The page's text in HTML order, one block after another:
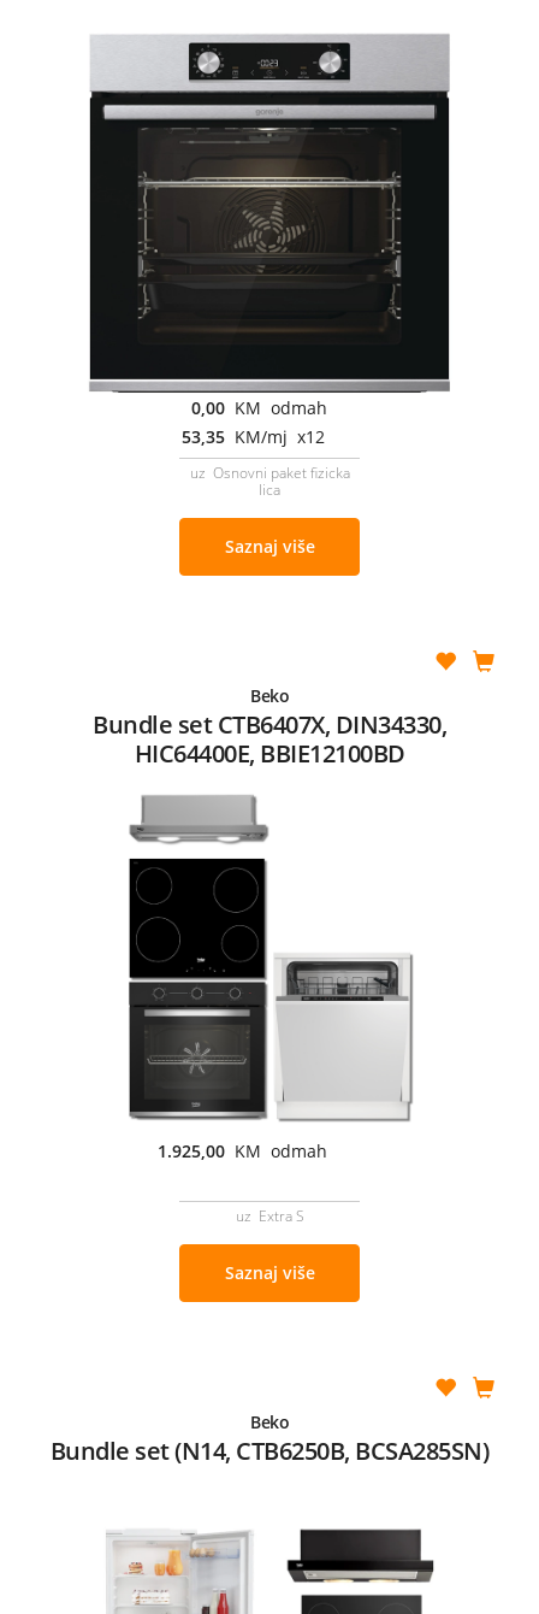
0,00 KM odmah
53,35 KM/mj x12
uz Osnovni paket fizicka
lica
Saznaj više
Beko
Bundle set CTB6407X, DIN34330,
HIC64400E, BBIE12100BD
1.925,00 KM odmah
uz Extra S
Saznaj više
Beko
Bundle set (N14, CTB6250B, BCSA285SN)